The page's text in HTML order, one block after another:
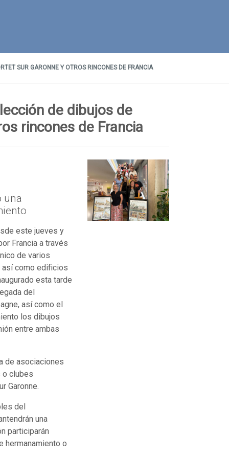
SUR GARONNE Y OTROS RINCONES DE FRANCIA
de dibujos de
rincones de Francia
una
este jueves y
Francia a través
de varios
así como edificios
esta tarde
del
así como el
los dibujos
entre ambas
de asociaciones
o clubes
Garonne.
del
una
participarán
hermanamiento o